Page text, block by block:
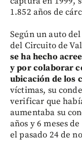
1.852 años de
Según un auto
del Circuito de
se ha hecho
y por colaborar
ubicación de los
víctimas, su
verificar que
aumentaba su
años y 6 meses
el pasado 24 de